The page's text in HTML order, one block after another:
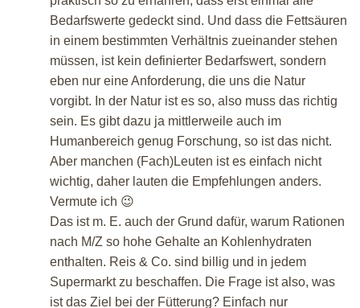
Bedarfswerte gedeckt sind. Und dass die Fettsäuren
in einem bestimmten Verhältnis zueinander stehen
müssen, ist kein definierter Bedarfswert, sondern
eben nur eine Anforderung, die uns die Natur
vorgibt. In der Natur ist es so, also muss das richtig
sein. Es gibt dazu ja mittlerweile auch im
Humanbereich genug Forschung, so ist das nicht.
Aber manchen (Fach)Leuten ist es einfach nicht
wichtig, daher lauten die Empfehlungen anders.
Vermute ich 😉
Das ist m. E. auch der Grund dafür, warum Rationen
nach M/Z so hohe Gehalte an Kohlenhydraten
enthalten. Reis & Co. sind billig und in jedem
Supermarkt zu beschaffen. Die Frage ist also, was
ist das Ziel bei der Fütterung? Einfach nur